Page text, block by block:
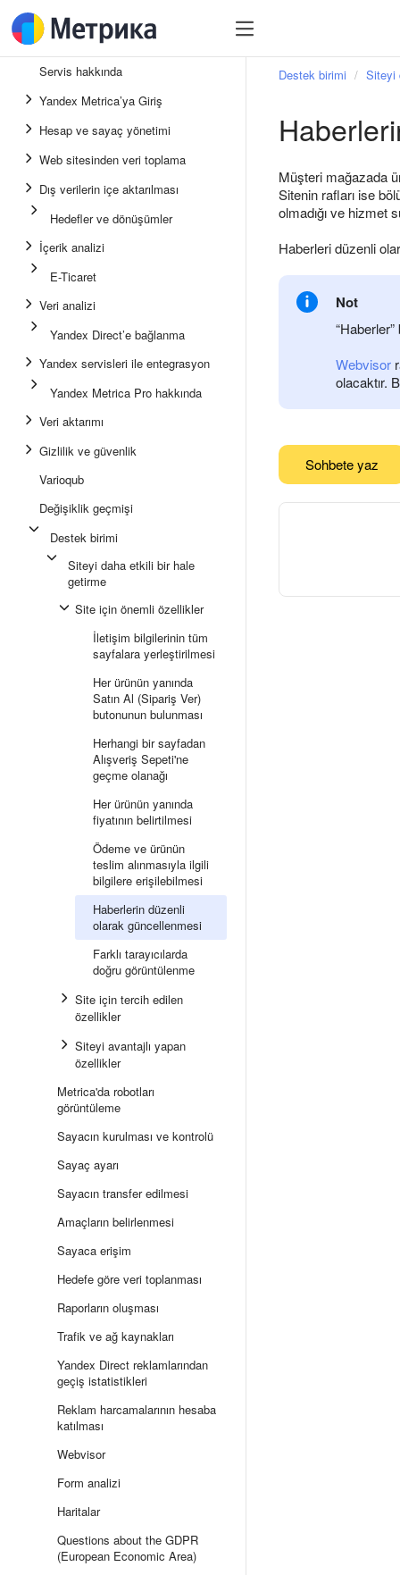
Servis hakkında
Yandex Metrica’ya Giriş
Hesap ve sayaç yönetimi
Web sitesinden veri toplama
Dış verilerin içe aktarılması
Hedefler ve dönüşümler
İçerik analizi
E-Ticaret
Veri analizi
Yandex Direct’e bağlanma
Yandex servisleri ile entegrasyon
Yandex Metrica Pro hakkında
Veri aktarımı
Gizlilik ve güvenlik
Varioqub
Değişiklik geçmişi
Destek birimi
Siteyi daha etkili bir hale
getirme
Site için önemli özellikler
İletişim bilgilerinin tüm
sayfalara yerleştirilmesi
Her ürünün yanında
Satın Al (Sipariş Ver)
butonunun bulunması
Herhangi bir sayfadan
Alışveriş Sepeti'ne
geçme olanağı
Her ürünün yanında
fiyatının belirtilmesi
Ödeme ve ürünün
teslim alınmasıyla ilgili
bilgilere erişilebilmesi
Haberlerin düzenli
olarak güncellenmesi
Farklı tarayıcılarda
doğru görüntülenme
Site için tercih edilen
özellikler
Siteyi avantajlı yapan
özellikler
Metrica'da robotları
görüntüleme
Sayacın kurulması ve kontrolü
Sayaç ayarı
Sayacın transfer edilmesi
Amaçların belirlenmesi
Sayaca erişim
Hedefe göre veri toplanması
Raporların oluşması
Trafik ve ağ kaynakları
Yandex Direct reklamlarından
geçiş istatistikleri
Reklam harcamalarının hesaba
katılması
Webvisor
Form analizi
Haritalar
Questions about the GDPR
(European Economic Area)
Destek birimi Siteyi
Müşteri mağazada
Sitenin rafları ise
olmadığı ve hizmet
Haberleri düzenli
Not
Webvisor
olacaktır.
Sohbete yaz